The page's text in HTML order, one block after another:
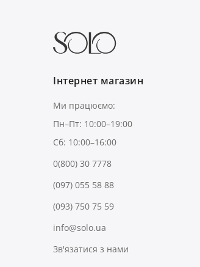
Інтернет магазин
Ми працюємо:
Пн–Пт: 10:00–19:00
Сб: 10:00–16:00
0(800) 30 7778
(097) 055 58 88
(093) 750 75 59
info@solo.ua
Зв'язатися з нами